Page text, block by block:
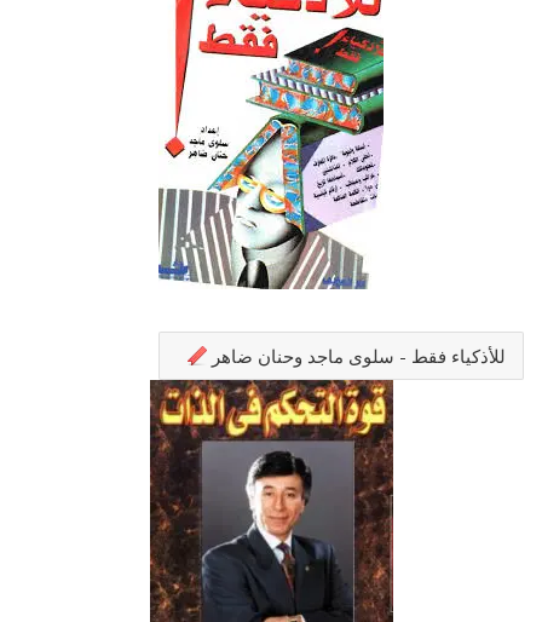
للأذكياء فقط - سلوى ماجد وحنان ضاهر